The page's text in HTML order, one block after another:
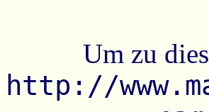
Um zu
http://